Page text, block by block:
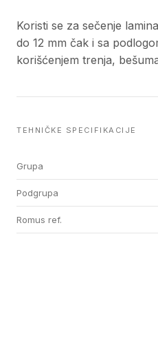
Koristi se za sečenje
do 12 mm čak i sa
korišćenjem trenja,
TEHNIČKE SPECIFIKACIJE
Grupa
Podgrupa
Romus ref.